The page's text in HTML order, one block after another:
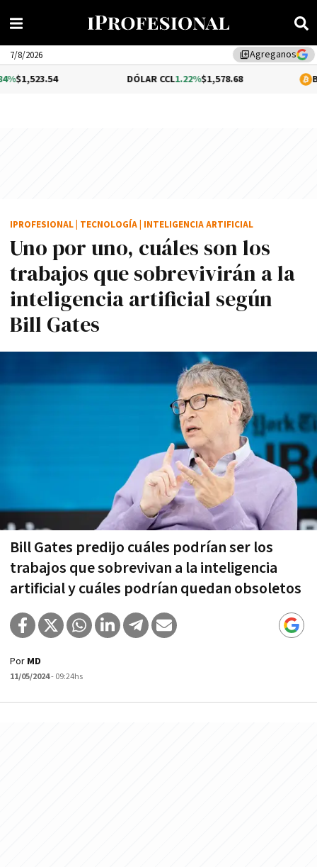
library_addAgreganos
7/8/2026
DÓLAR CCL1.22% $1,578.68 BITCOIN
Uno por uno, cuáles son los
trabajos que sobrevivirán a la
inteligencia artificial según
Bill Gates
Bill Gates predijo cuáles podrían ser los
trabajos que sobrevivan a la inteligencia
artificial y cuáles podrían quedan obsoletos
IPROFESIONAL TECNOLOGÍA INTELIGENCIA ARTIFICIAL
Por MD
11/05/2024- 09:24hs